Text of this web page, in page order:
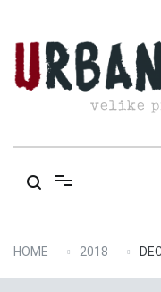
content
velike
HOME 2018